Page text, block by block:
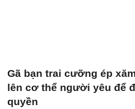
Gã bạn trai cưỡng ép
lên cơ thể người yêu để
quyền